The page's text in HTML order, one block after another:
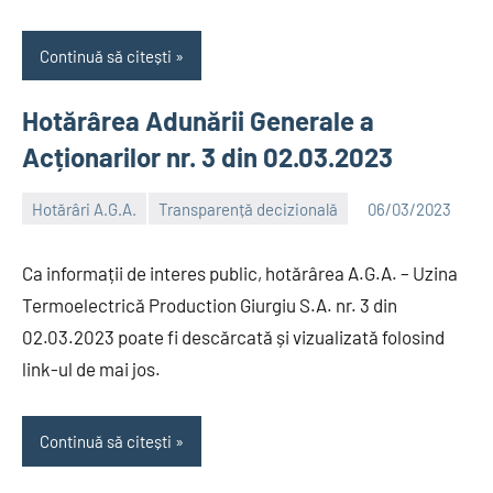
Continuă să citești
Hotărârea Adunării Generale a
Acționarilor nr. 3 din 02.03.2023
Hotărâri A.G.A. Transparență decizională 06/03/2023
Ca informații de interes public, hotărârea A.G.A. – Uzina
Termoelectrică Production Giurgiu S.A. nr. 3 din
02.03.2023 poate fi descărcată și vizualizată folosind
link-ul de mai jos.
Continuă să citești